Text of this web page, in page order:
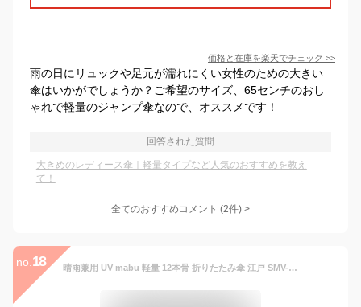
価格と在庫を楽天でチェック >>
雨の日にリュックや足元が濡れにくい女性のための大きい
傘はいかがでしょうか？ご希望のサイズ、65センチのおし
ゃれで軽量のジャンプ傘なので、オススメです！
回答された質問
大きめのレディース傘｜軽量タイプなど人気のおすすめを教え
て！
全てのおすすめコメント (2件) >
no. 18 晴雨兼用 UV mabu 軽量 12本骨 折りたたみ傘 江戸 SMV-4225 吉祥柄 マブ メンズ レディース 折りたたみ UVカット 可愛い シンプル 和柄 日傘 かさ 折り畳み 雨傘 携帯 置き傘 ギフト 機能的 おしゃれ 防水 紫外線防止 男女兼用日傘 持ち手 木 和 和傘